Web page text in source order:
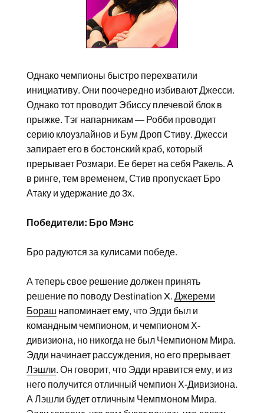
Однако чемпионы быстро перехватили
инициативу. Они поочередно избивают Джесси.
Однако тот проводит Эбиссу плечевой блок в
прыжке. Тэг напарникам — Робби проводит
серию клоузлайнов и Бум Дроп Стиву. Джесси
запирает его в бостонский краб, который
прерывает Розмари. Ее берет на себя Ракель. А
в ринге, тем временем, Стив пропускает Бро
Атаку и удержание до 3х.
Победители: Бро Мэнс
Бро радуются за кулисами победе.
А теперь свое решение должен принять
решение по поводу Destination X. Джереми
Бораш напоминает ему, что Эдди был и
командным чемпионом, и чемпионом Х-
дивизиона, но никогда не был Чемпионом Мира.
Эдди начинает рассуждения, но его прерывает
Лэшли. Он говорит, что Эдди нравится ему, и из
него получится отличный чемпион Х-Дивизиона.
А Лэшли будет отличным Чемпмоном Мира.